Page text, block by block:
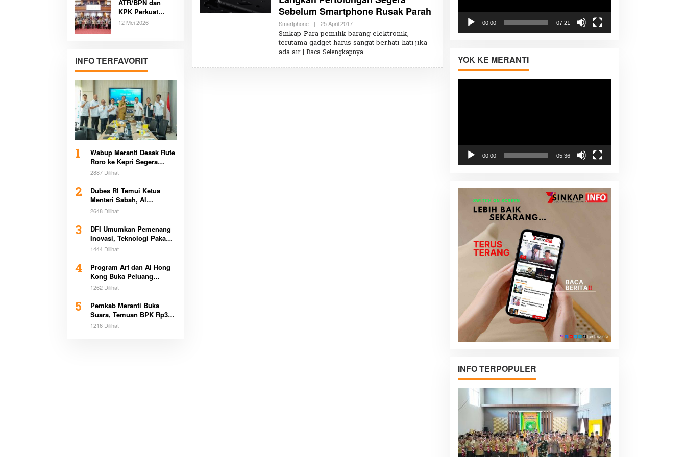
Serang Terungkap
ATR/BPN dan
KPK Perkuat
Komitmen Cegah
Pemerintah
Daerah
12 Mei 2026
INFO TERFAVORIT
1
Wabup Meranti Desak Rute
Roro ke Kepri Segera
Beroperasi Demi Dongkrak
2887 Dilihat
2
Dubes RI Temui Ketua
Menteri Sabah, Al
Washliyah Beri Apresiasi
2648 Dilihat
3
DFI Umumkan Pemenang
Inovasi, Teknologi Pakan
Kurangi Emisi Bikin
1444 Dilihat
4
Program Art dan AI Hong
Kong Buka Peluang
Beasiswa Pemimpin Muda
1262 Dilihat
5
Pemkab Meranti Buka
Suara, Temuan BPK Rp3,1
Miliar Sudah Dicicil
1216 Dilihat
Sebelum Smartphone Rusak Parah
Smartphone | 25 April 2017O
L
E
H
R
D
Sinkap-Para pemilik barang elektronik,
terutama gadget harus sangat berhati-hati jika
ada air | Baca Selengkapnya
00:00 07:21
YOK KE MERANTI
00:00 05:36
INFO TERPOPULER